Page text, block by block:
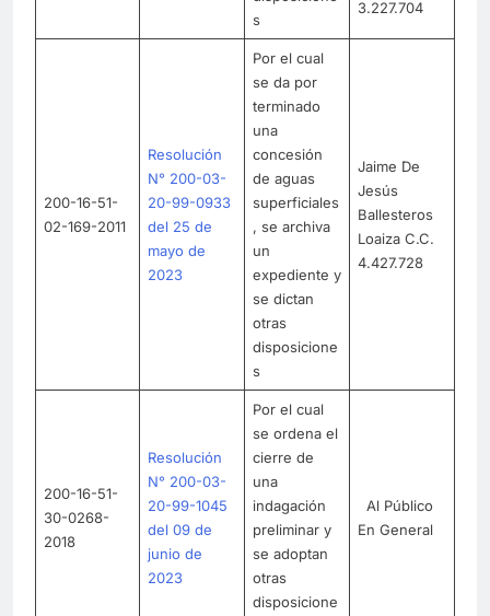
s
3.227.704
200-16-51-
02-169-2011
Resolución
N° 200-03-
20-99-0933
del 25 de
mayo de
2023
Por el cual
se da por
terminado
una
concesión
de aguas
superficiales
, se archiva
un
expediente y
se dictan
otras
disposicione
s
Jaime De
Jesús
Ballesteros
Loaiza C.C.
4.427.728
200-16-51-
30-0268-
2018
Resolución
N° 200-03-
20-99-1045
del 09 de
junio de
2023
Por el cual
se ordena el
cierre de
una
indagación
preliminar y
se adoptan
otras
disposicione
Al Público
En General